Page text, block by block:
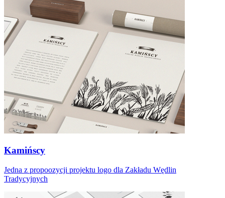
Kamińscy
Jedna z propoozycji projektu logo dla Zakładu Wędlin
Tradycyjnych